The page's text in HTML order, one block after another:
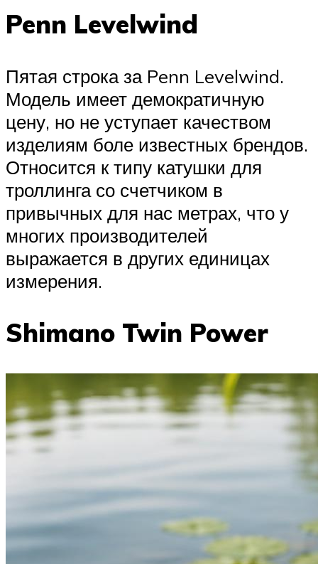
Penn Levelwind
Пятая строка за Penn Levelwind.
Модель имеет демократичную
цену, но не уступает качеством
изделиям боле известных брендов.
Относится к типу катушки для
троллинга со счетчиком в
привычных для нас метрах, что у
многих производителей
выражается в других единицах
измерения.
Shimano Twin Power